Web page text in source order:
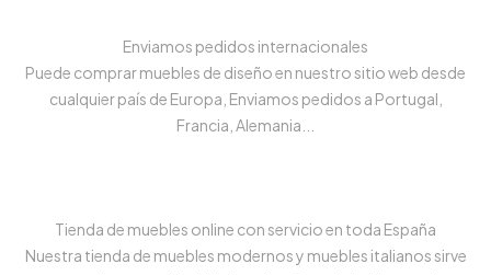
Enviamos pedidos internacionales
Puede comprar muebles de diseño en nuestro sitio web desde
cualquier país de Europa, Enviamos pedidos a Portugal,
Francia, Alemania...
Tienda de muebles online con servicio en toda España
Nuestra tienda de muebles modernos y muebles italianos sirve